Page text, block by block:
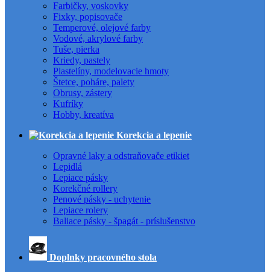
Farbičky, voskovky
Fixky, popisovače
Temperové, olejové farby
Vodové, akrylové farby
Tuše, pierka
Kriedy, pastely
Plastelíny, modelovacie hmoty
Štetce, poháre, palety
Obrusy, zástery
Kufríky
Hobby, kreatíva
Korekcia a lepenie
Opravné laky a odstraňovače etikiet
Lepidlá
Lepiace pásky
Korekčné rollery
Penové pásky - uchytenie
Lepiace rolery
Baliace pásky - špagát - príslušenstvo
Doplnky pracovného stola